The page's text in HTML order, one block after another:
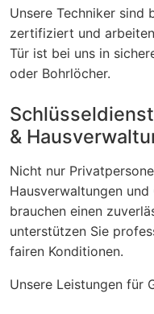
Unsere Techniker sind
zertifiziert und
Tür ist bei uns in
oder Bohrlöcher.
&
Nicht nur
Hausverwaltungen
brauchen einen
unterstützen Sie
fairen Konditionen.
Unsere Leistungen für